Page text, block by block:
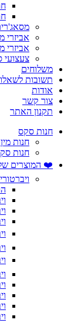
אביזרי
אביזרי
צעצועי
משלוחים
תשובות
אודות
צור קשר
תקנון האתר
חנות סקס
חנות
חנות
❤️ המוצרים